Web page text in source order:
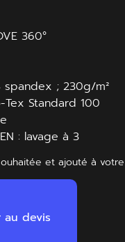
360°
; 230g/m²
Standard 100
: lavage à 3
et ajouté à
devis